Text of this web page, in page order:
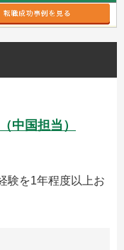
中国担当）
験を1年程度以上お